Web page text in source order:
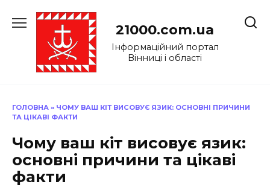
до
21000.com.ua
Інформаційний портал
Вінниці і області
ГОЛОВНА » ЧОМУ ВАШ КІТ ВИСОВУЄ ЯЗИК: ОСНОВНІ ПРИЧИНИ
ТА ЦІКАВІ ФАКТИ
Чому ваш кіт висовує язик:
основні причини та цікаві
факти